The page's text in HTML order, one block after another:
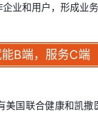
业和用户，形成业务
B端，服务C端
国联合健康和凯